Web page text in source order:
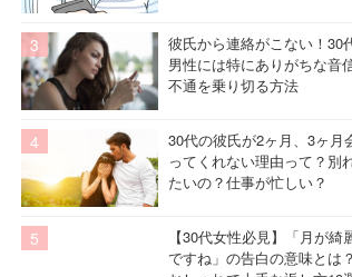
彼氏から連絡がこない！30
男性には特にありがちな音
不通を乗り切る方法
30代の彼氏が2ヶ月、3ヶ月
ってくれない理由って？別
たいの？仕事が忙しい？
【30代女性必見】「月が綺
ですね」の告白の意味とは？